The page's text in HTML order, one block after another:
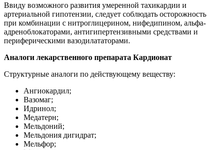
Ввиду возможного развития умеренной тахикардии и
артериальной гипотензии, следует соблюдать осторожность
при комбинации с нитроглицерином, нифедипином, альфа-
адреноблокаторами, антигипертензивными средствами и
периферическими вазодилататорами.
Аналоги лекарственного препарата Кардионат
Структурные аналоги по действующему веществу:
Ангиокардил;
Вазомаг;
Идринол;
Медатерн;
Мельдоний;
Мельдония дигидрат;
Мельфор;